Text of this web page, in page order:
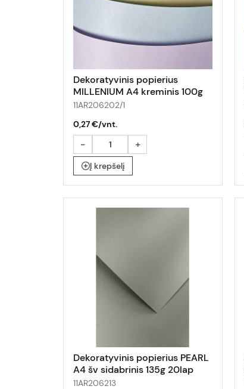
Dekoratyvinis popierius
MILLENIUM A4 kreminis 100g
1lap
11AR206202/1
0,27 €/vnt.
- +
Į krepšelį
Dekoratyvinis popierius PEARL
A4 šv sidabrinis 135g 20lap
11AR206213